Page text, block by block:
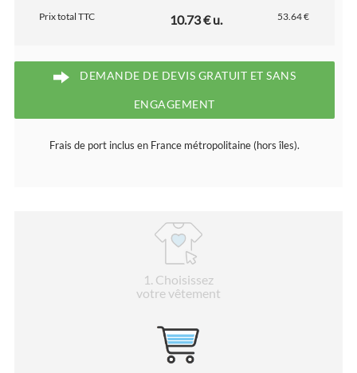
Prix total TTC 10.73 € u. 53.64 €
DEMANDE DE DEVIS GRATUIT ET SANS
ENGAGEMENT
Frais de port inclus en France métropolitaine (hors îles).
1 . Choisissez
votre vêtement